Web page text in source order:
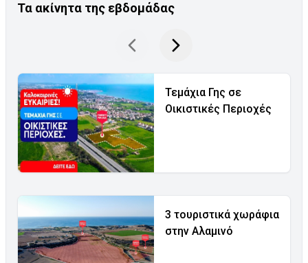
Τα ακίνητα της εβδομάδας
Τεμάχια Γης σε
Οικιστικές Περιοχές
3 τουριστικά χωράφια
στην Αλαμινό